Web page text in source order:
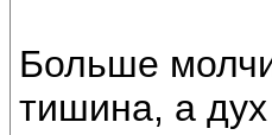
Больше
тишина, а